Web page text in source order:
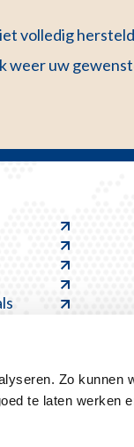
Zo kunnen
te laten werken
volledig
weer uw